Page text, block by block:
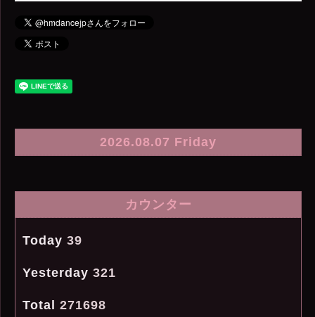
2026.08.07 Friday
カウンター
Today 39
Yesterday 321
Total 271698